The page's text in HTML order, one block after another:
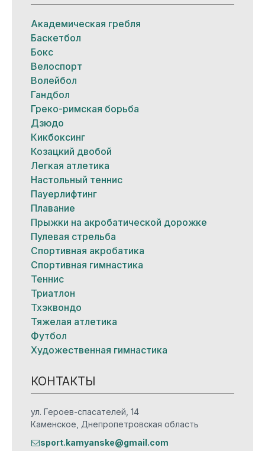
Академическая гребля
Баскетбол
Бокс
Велоспорт
Волейбол
Гандбол
Греко-римская борьба
Дзюдо
Кикбоксинг
Козацкий двобой
Легкая атлетика
Настольный теннис
Пауерлифтинг
Плавание
Прыжки на акробатической дорожке
Пулевая стрельба
Спортивная акробатика
Спортивная гимнастика
Теннис
Триатлон
Тхэквондо
Тяжелая атлетика
Футбол
Художественная гимнастика
КОНТАКТЫ
ул. Героев-спасателей, 14
Каменское, Днепропетровская область
sport.kamyanske@gmail.com